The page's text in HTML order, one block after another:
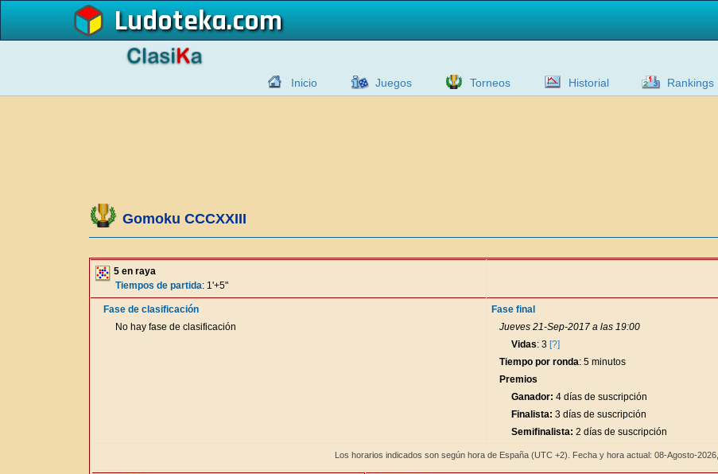
Ludoteka
Inicio Juegos Torneos Historial Rankings
Gomoku CCCXXIII
5 en raya
Tiempos de partida: 1'+5"
Fase de clasificación
No hay fase de clasificación
Fase final
Jueves 21-Sep-2017 a las 19:00
Vidas: 3 [?]
Tiempo por ronda: 5 minutos
Premios
Ganador: 4 días de suscripción
Finalista: 3 días de suscripción
Semifinalista: 2 días de suscripción
Los horarios indicados son según hora de España (UTC +2). Fecha y hora actual: 08-Agosto-2026,